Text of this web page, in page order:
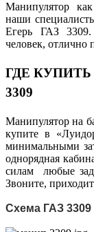
Манипулятор
наши
Егерь ГАЗ 3309.
человек, отлично
ГДЕ
3309
Манипулятор на
купите в
минимальными
однорядная
силам любые
Звоните,
Схема ГАЗ